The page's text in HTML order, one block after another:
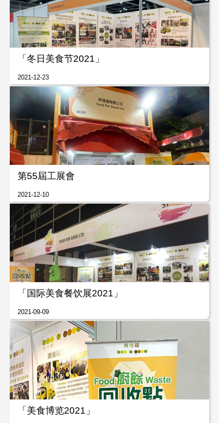
「冬日美食节2021」
2021-12-23
第55屆工展會
2021-12-10
「国际美食餐饮展2021」
2021-09-09
「美食博览2021」